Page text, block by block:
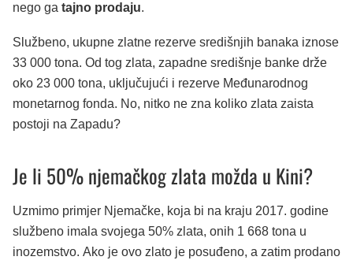
nego ga tajno prodaju.
Službeno, ukupne zlatne rezerve središnjih banaka iznose
33 000 tona. Od tog zlata, zapadne središnje banke drže
oko 23 000 tona, uključujući i rezerve Međunarodnog
monetarnog fonda. No, nitko ne zna koliko zlata zaista
postoji na Zapadu?
Je li 50% njemačkog zlata možda u Kini?
Uzmimo primjer Njemačke, koja bi na kraju 2017. godine
službeno imala svojega 50% zlata, onih 1 668 tona u
inozemstvo. Ako je ovo zlato je posuđeno, a zatim prodano